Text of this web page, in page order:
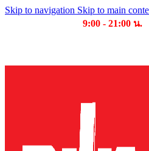
Skip to navigation Skip to main
9:00 - 21:00 น.